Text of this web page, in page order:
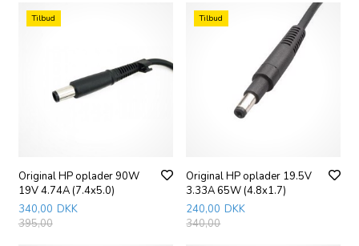
Tilbud
Original HP oplader 90W
19V 4.74A (7.4x5.0)
340,00 DKK
395,00
Tilbud
Original HP oplader 19.5V
3.33A 65W (4.8x1.7)
240,00 DKK
340,00